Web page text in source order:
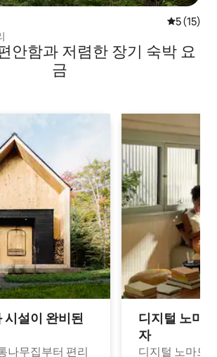
평점 5점
5 (15)
안함과 저렴한 장기 숙박 요
금
시설이 완비된
나무집부터 편리
디지털 노마
자
디지털 노마드